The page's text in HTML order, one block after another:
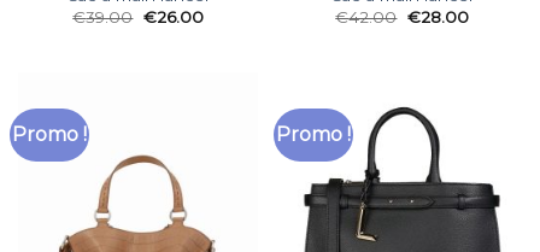
€39.00 €26.00
€42.00 €28.00
Promo ! Promo !